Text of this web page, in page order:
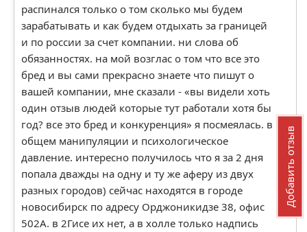
распинался только о том сколько мы будем
зарабатывать и как будем отдыхать за границей
и по россии за счет компании. ни слова об
обязанностях. на мой возглас о том что все это
бред и вы сами прекрасно знаете что пишут о
вашей компании, мне сказали - «вы видели хоть
один отзыв людей которые тут работали хотя бы
год? все это бред и конкуренция» я посмеялась. в
общем манипуляции и психологическое
давление. интересно получилось что я за 2 дня
попала дважды на одну и ту же аферу из двух
разных городов) сейчас находятся в городе
новосибирск по адресу Орджоникидзе 38, офис
502А. в 2Гисе их нет, а в холле только надпись
Добавить отзыв